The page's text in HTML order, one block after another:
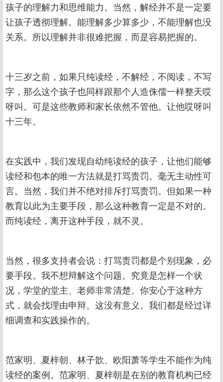
孩子的理解力和思维能力。当然，解经并不是一定要
让孩子透彻理解。能理解多少算多少，不能理解也没
关系。所以理解并非很难把握，而是容易把握的。
十三岁之前，如果只纯读经，不解经，不阅读，不写
字，那么这个孩子也同样跟那个人造侏儒一样整天哎
呀叫。可是这些教师和家长依然不管他。让他哎呀叫
十三年。
在实践中，我们发现自幼纯读经的孩子，让他们能够
读经和包本的唯一方法就是打骂责罚。毫无主动性可
言。当然，我们并不绝对排斥打骂责罚。但如果一种
教育以此为主要手段，那么这种教育一定是不对的。
而纯读经，离开这种手段，就不灵。
当然，很多支持者会说：打骂责罚都是个别现象，必
要手段。我不想辩解这个问题。究竟是怎样一个状
况，学堂的堂主、老师非常清楚。你安心于这种方
式，就会找理由申辩。这没有意义。我们都是经过详
细调查和实践操作的。
范家明、夏梓朝、林子歆、欧阳萧等学生不能作为纯
读经的案例。范家明、夏梓朝是在别的教育机构已经